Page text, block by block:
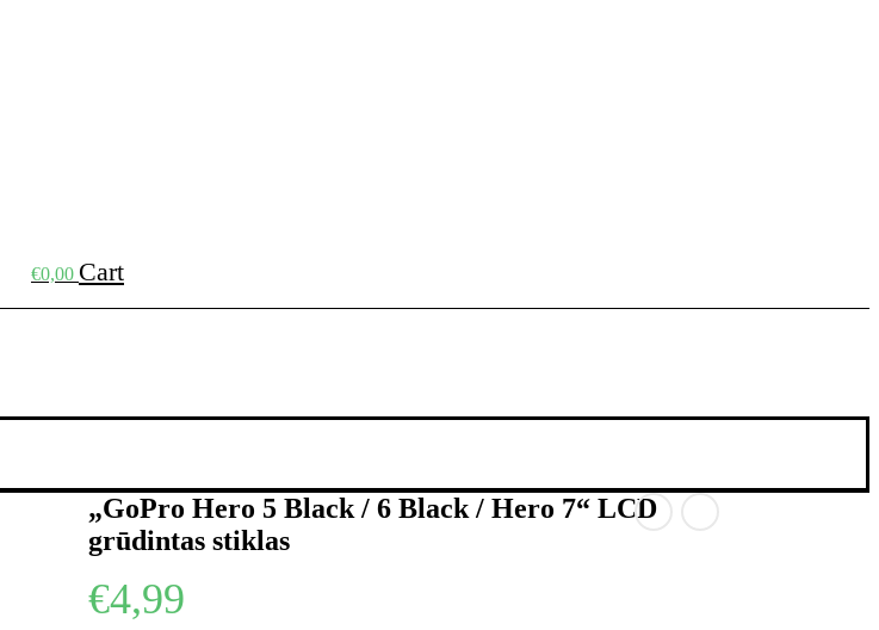
€0,00 Cart
„GoPro Hero 5 Black / 6 Black / Hero 7“ LCD
grūdintas stiklas
€4,99